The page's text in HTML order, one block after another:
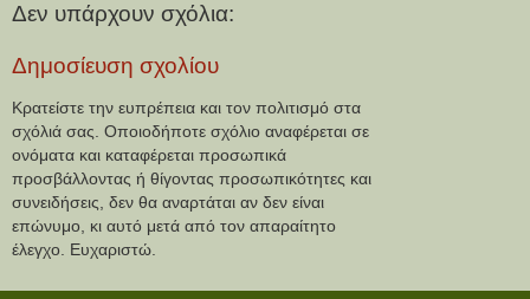
Δεν υπάρχουν σχόλια:
Δημοσίευση σχολίου
Κρατείστε την ευπρέπεια και τον πολιτισμό στα
σχόλιά σας. Οποιοδήποτε σχόλιο αναφέρεται σε
ονόματα και καταφέρεται προσωπικά
προσβάλλοντας ή θίγοντας προσωπικότητες και
συνειδήσεις, δεν θα αναρτάται αν δεν είναι
επώνυμο, κι αυτό μετά από τον απαραίτητο
έλεγχο. Ευχαριστώ.